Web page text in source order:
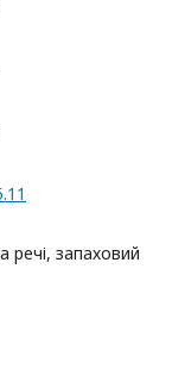
речі, запаховий